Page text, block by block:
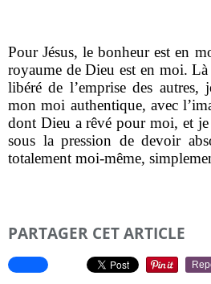
Pour Jésus, le bonheur est en
royaume de Dieu est en moi.
libéré de l’emprise des autres,
mon moi authentique, avec
dont Dieu a rêvé pour moi, et je
sous la pression de devoir
totalement moi-même,
PARTAGER CET ARTICLE